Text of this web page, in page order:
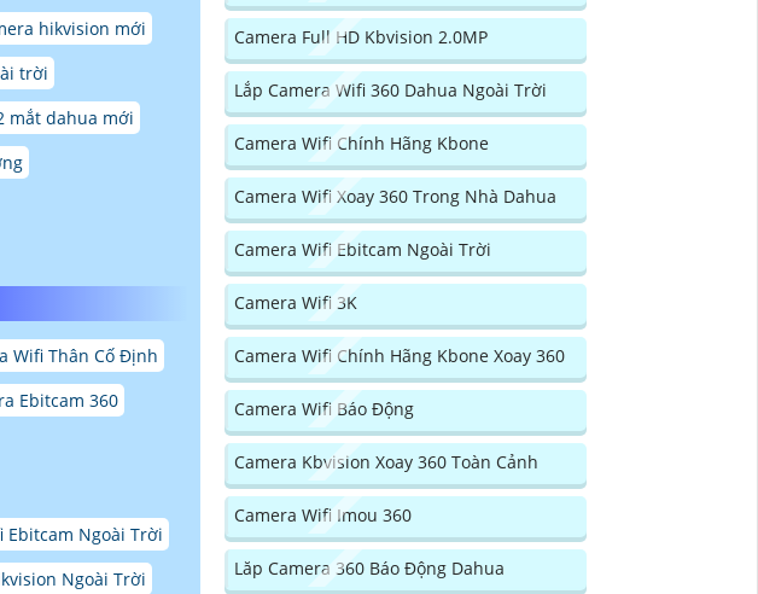
hikvision mới
trời
mắt dahua mới
Wifi Thân Cố Định
Ebitcam 360
Ebitcam Ngoài Trời
Ngoài Trời
Camera Full HD Kbvision 2.0MP
Lắp Camera Wifi 360 Dahua Ngoài Trời
Camera Wifi Chính Hãng Kbone
Camera Wifi Xoay 360 Trong Nhà Dahua
Camera Wifi Ebitcam Ngoài Trời
Camera Wifi 3K
Camera Wifi Chính Hãng Kbone Xoay 360
Camera Wifi Báo Động
Camera Kbvision Xoay 360 Toàn Cảnh
Camera Wifi Imou 360
Lăp Camera 360 Báo Động Dahua